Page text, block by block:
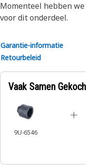
fasteners.
• Provides excellent
Applications:
The 6-Point Impact
and assembly
Momenteel hebben
voor dit onderdeel.
Garantie-informatie
Retourbeleid
Vaak Samen
9U-6546